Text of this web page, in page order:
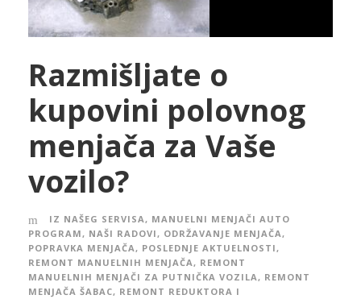
Razmišljate o
kupovini polovnog
menjača za Vaše
vozilo?
IZ NAŠEG SERVISA, MANUELNI MENJAČI AUTO
PROGRAM, NAŠI RADOVI, ODRŽAVANJE MENJAČA,
POPRAVKA MENJAČA, POSLEDNJE AKTUELNOSTI,
REMONT MANUELNIH MENJAČA, REMONT
MANUELNIH MENJAČI ZA PUTNIČKA VOZILA, REMONT
MENJAČA ŠABAC, REMONT REDUKTORA I